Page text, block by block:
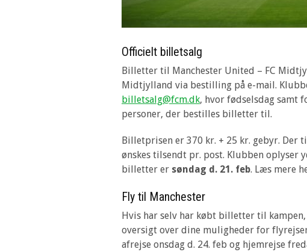
Officielt billetsalg
Billetter til Manchester United – FC
Midtjylland via bestilling på e-mail.
billetsalg@fcm.dk, hvor fødselsdag samt
personer, der bestilles billetter til.
Billetprisen er 370 kr. + 25 kr. gebyr.
ønskes tilsendt pr. post. Klubben
billetter er søndag d. 21. feb. Læs mere
Fly til Manchester
Hvis har selv har købt billetter til
oversigt over dine muligheder for
afrejse onsdag d. 24. feb og hjemrejse